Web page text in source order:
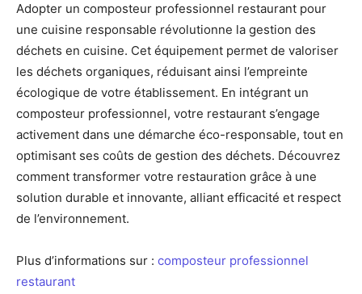
Adopter un composteur professionnel restaurant pour
une cuisine responsable révolutionne la gestion des
déchets en cuisine. Cet équipement permet de valoriser
les déchets organiques, réduisant ainsi l’empreinte
écologique de votre établissement. En intégrant un
composteur professionnel, votre restaurant s’engage
activement dans une démarche éco-responsable, tout en
optimisant ses coûts de gestion des déchets. Découvrez
comment transformer votre restauration grâce à une
solution durable et innovante, alliant efficacité et respect
de l’environnement.
Plus d’informations sur : composteur professionnel
restaurant